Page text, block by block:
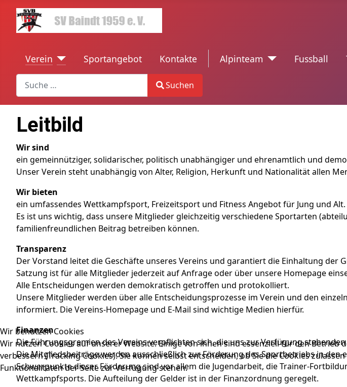
Verein Sportangebot Kontakte trennzeichen
Alpinteam Fussball
Search
Type 2 or more characters for results.
Suchen
Leitbild
Wir sind
ein gemeinnütziger, solidarischer, politisch unabhängiger und ehrenamtlich und
Unser Verein steht unabhängig von Alter, Religion, Herkunft und Nationalität allen
Wir bieten
ein umfassendes Wettkampfsport, Freizeitsport und Fitness Angebot für Jung und Alt.
Es ist uns wichtig, dass unsere Mitglieder gleichzeitig verschiedene Sportarten
familienfreundlichen Beitrag betreiben können.
Transparenz
Der Vorstand leitet die Geschäfte unseres Vereins und garantiert die Einhaltung der
Satzung ist für alle Mitglieder jederzeit auf Anfrage oder über unsere Homepage
Alle Entscheidungen werden demokratisch getroffen und protokolliert.
Unsere Mitglieder werden über alle Entscheidungsprozesse im Verein und den
informiert. Die Vereins-Homepage und E-Mail sind wichtige Medien hierfür.
Finanzen
Die Führungsgremien des Vereins verpflichten sich, die uns zur Verfügung
Die Mitgliedsbeiträge werden ausschließlich zur Förderung des Sportbetriebs in den
Schwerpunkte dieser Förderung sind vor allem die Jugendarbeit, die Trainer-
Wettkampfsports. Die Aufteilung der Gelder ist in der Finanzordnung geregelt.
Wir benutzen Cookies
Wir nutzen Cookies auf unserer Website. Einige von ihnen sind essenziell für den
verbessern (Tracking Cookies). Sie können selbst entscheiden, ob Sie die Cookies
Funktionalitäten der Seite zur Verfügung stehen.